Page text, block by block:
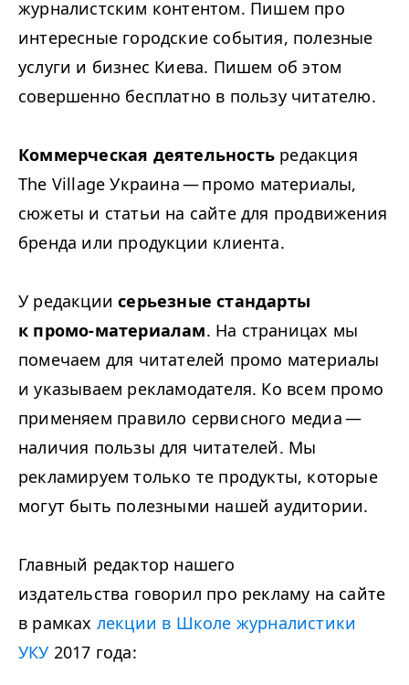
журналистским контентом. Пишем про
интересные городские события, полезные
услуги и бизнес Киева. Пишем об этом
совершенно бесплатно в пользу читателю.
Коммерческая деятельность редакция
The Village Украина — промо материалы,
сюжеты и статьи на сайте для продвижения
бренда или продукции клиента.
У редакциисерьезные стандарты
к промо-материалам. На страницах мы
помечаем для читателей промо материалы
и указываем рекламодателя. Ко всем промо
применяем правило сервисного медиа —
наличия пользы для читателей. Мы
рекламируем только те продукты, которые
могут быть полезными нашей аудитории.
Главный редактор нашего
издательства говорил про рекламу на сайте
в рамках лекции в Школе журналистики
УКУ 2017 года: